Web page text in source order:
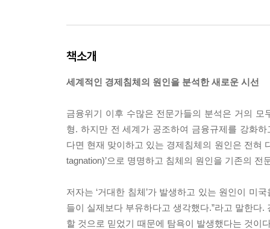
책소개
세계적인 경제침체의 원인을 분석한 새로운 시선
금융위기 이후 수많은 전문가들의 분석은 거의
형. 하지만 전 세계가 공조하여 금융규제를 강화
다면 현재 맞이하고 있는 경제침체의 원인은 전혀
tagnation)’으로 명명하고 침체의 원인을 기존의
저자는 ‘거대한 침체’가 발생하고 있는 원인이 미
들이 실제보다 부유하다고 생각했다.”라고 말한
할 것으로 믿었기 때문에 탐욕이 발생했다는 것이